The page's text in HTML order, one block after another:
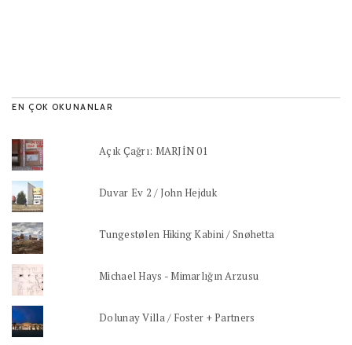
EN ÇOK OKUNANLAR
Açık Çağrı: MARJİN 01
Duvar Ev 2 / John Hejduk
Tungestølen Hiking Kabini / Snøhetta
Michael Hays - Mimarlığın Arzusu
Dolunay Villa / Foster + Partners